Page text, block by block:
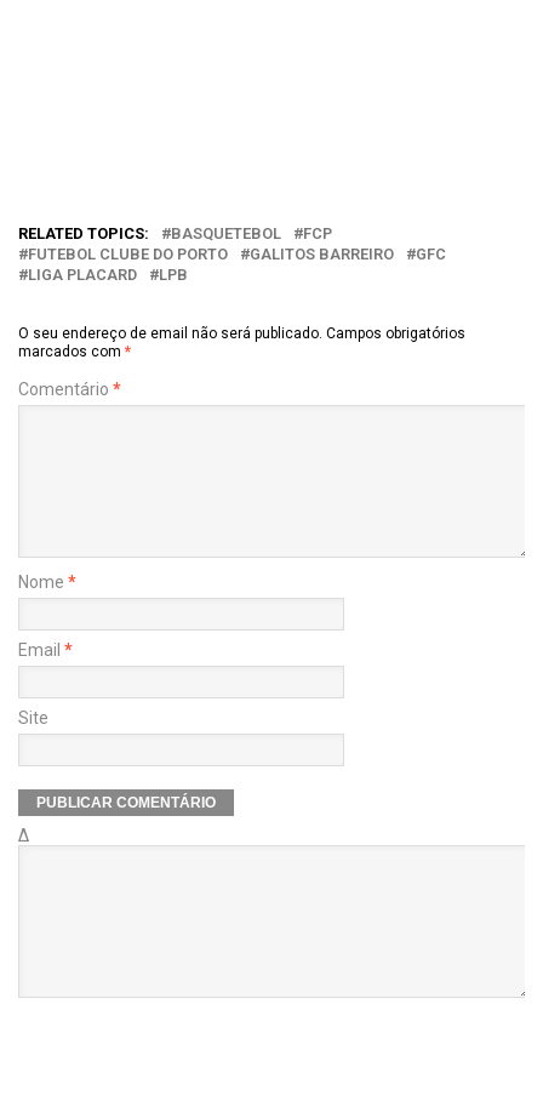
RELATED TOPICS: BASQUETEBOL
FCP
FUTEBOL CLUBE DO PORTO
GALITOS BARREIRO
GFC
LIGA PLACARD
LPB
O seu endereço de email não será publicado. Campos obrigatórios
marcados com *
Comentário *
Nome *
Email *
Site
Δ